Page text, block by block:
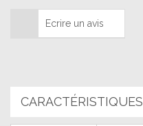
Ecrire un avis
CARACTÉRISTIQUES